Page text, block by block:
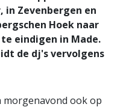
in Zevenbergen en
Hoek naar
eindigen in Made.
de dj's vervolgens
ook op